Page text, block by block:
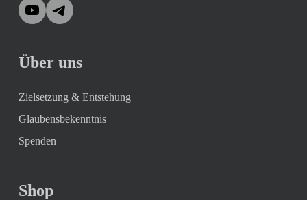
YouTubeTelegram
Über uns
Zielsetzung & Entstehung
Glaubensbekenntnis
Spenden
Shop